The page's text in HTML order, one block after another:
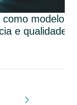
modelo
qualidade